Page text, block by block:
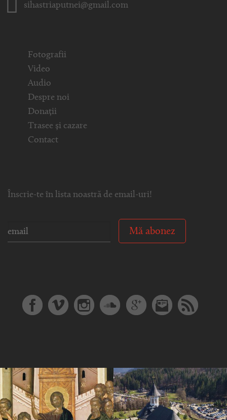
sihastriaputnei@gmail.com
Fotografii
Video
Audio
Despre noi
Donații
Trasee și cazare
Contact
Înscrie-te în lista noastră de email-uri!
Mă abonez